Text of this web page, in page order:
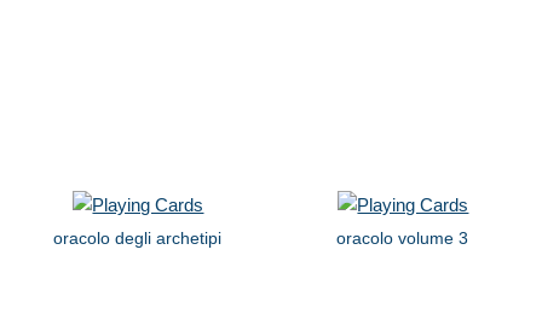
oracolo degli archetipi oracolo volume 3